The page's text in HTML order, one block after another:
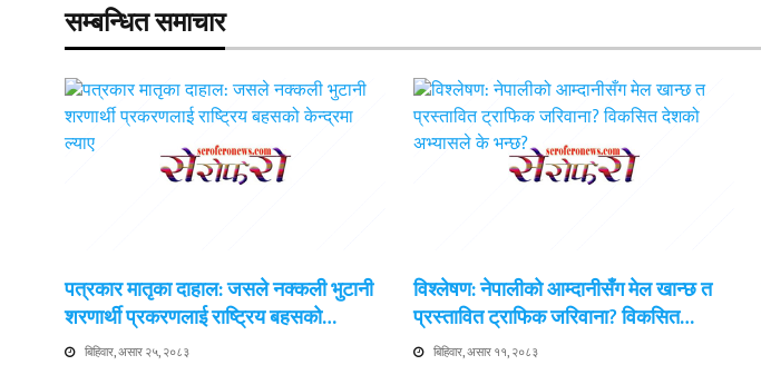
सम्बन्धित समाचार
पत्रकार मातृका दाहाल: जसले नक्कली भुटानी
शरणार्थी प्रकरणलाई राष्ट्रिय बहसको…
बिहिवार, असार २५, २०८३
विश्लेषण: नेपालीको आम्दानीसँग मेल खान्छ त
प्रस्तावित ट्राफिक जरिवाना? विकसित…
बिहिवार, असार ११, २०८३